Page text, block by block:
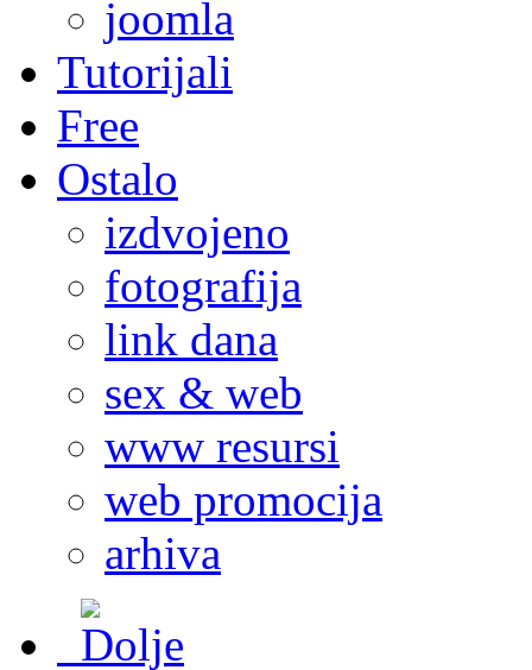
joomla
Tutorijali
Free
Ostalo
izdvojeno
fotografija
link dana
sex & web
www resursi
web promocija
arhiva